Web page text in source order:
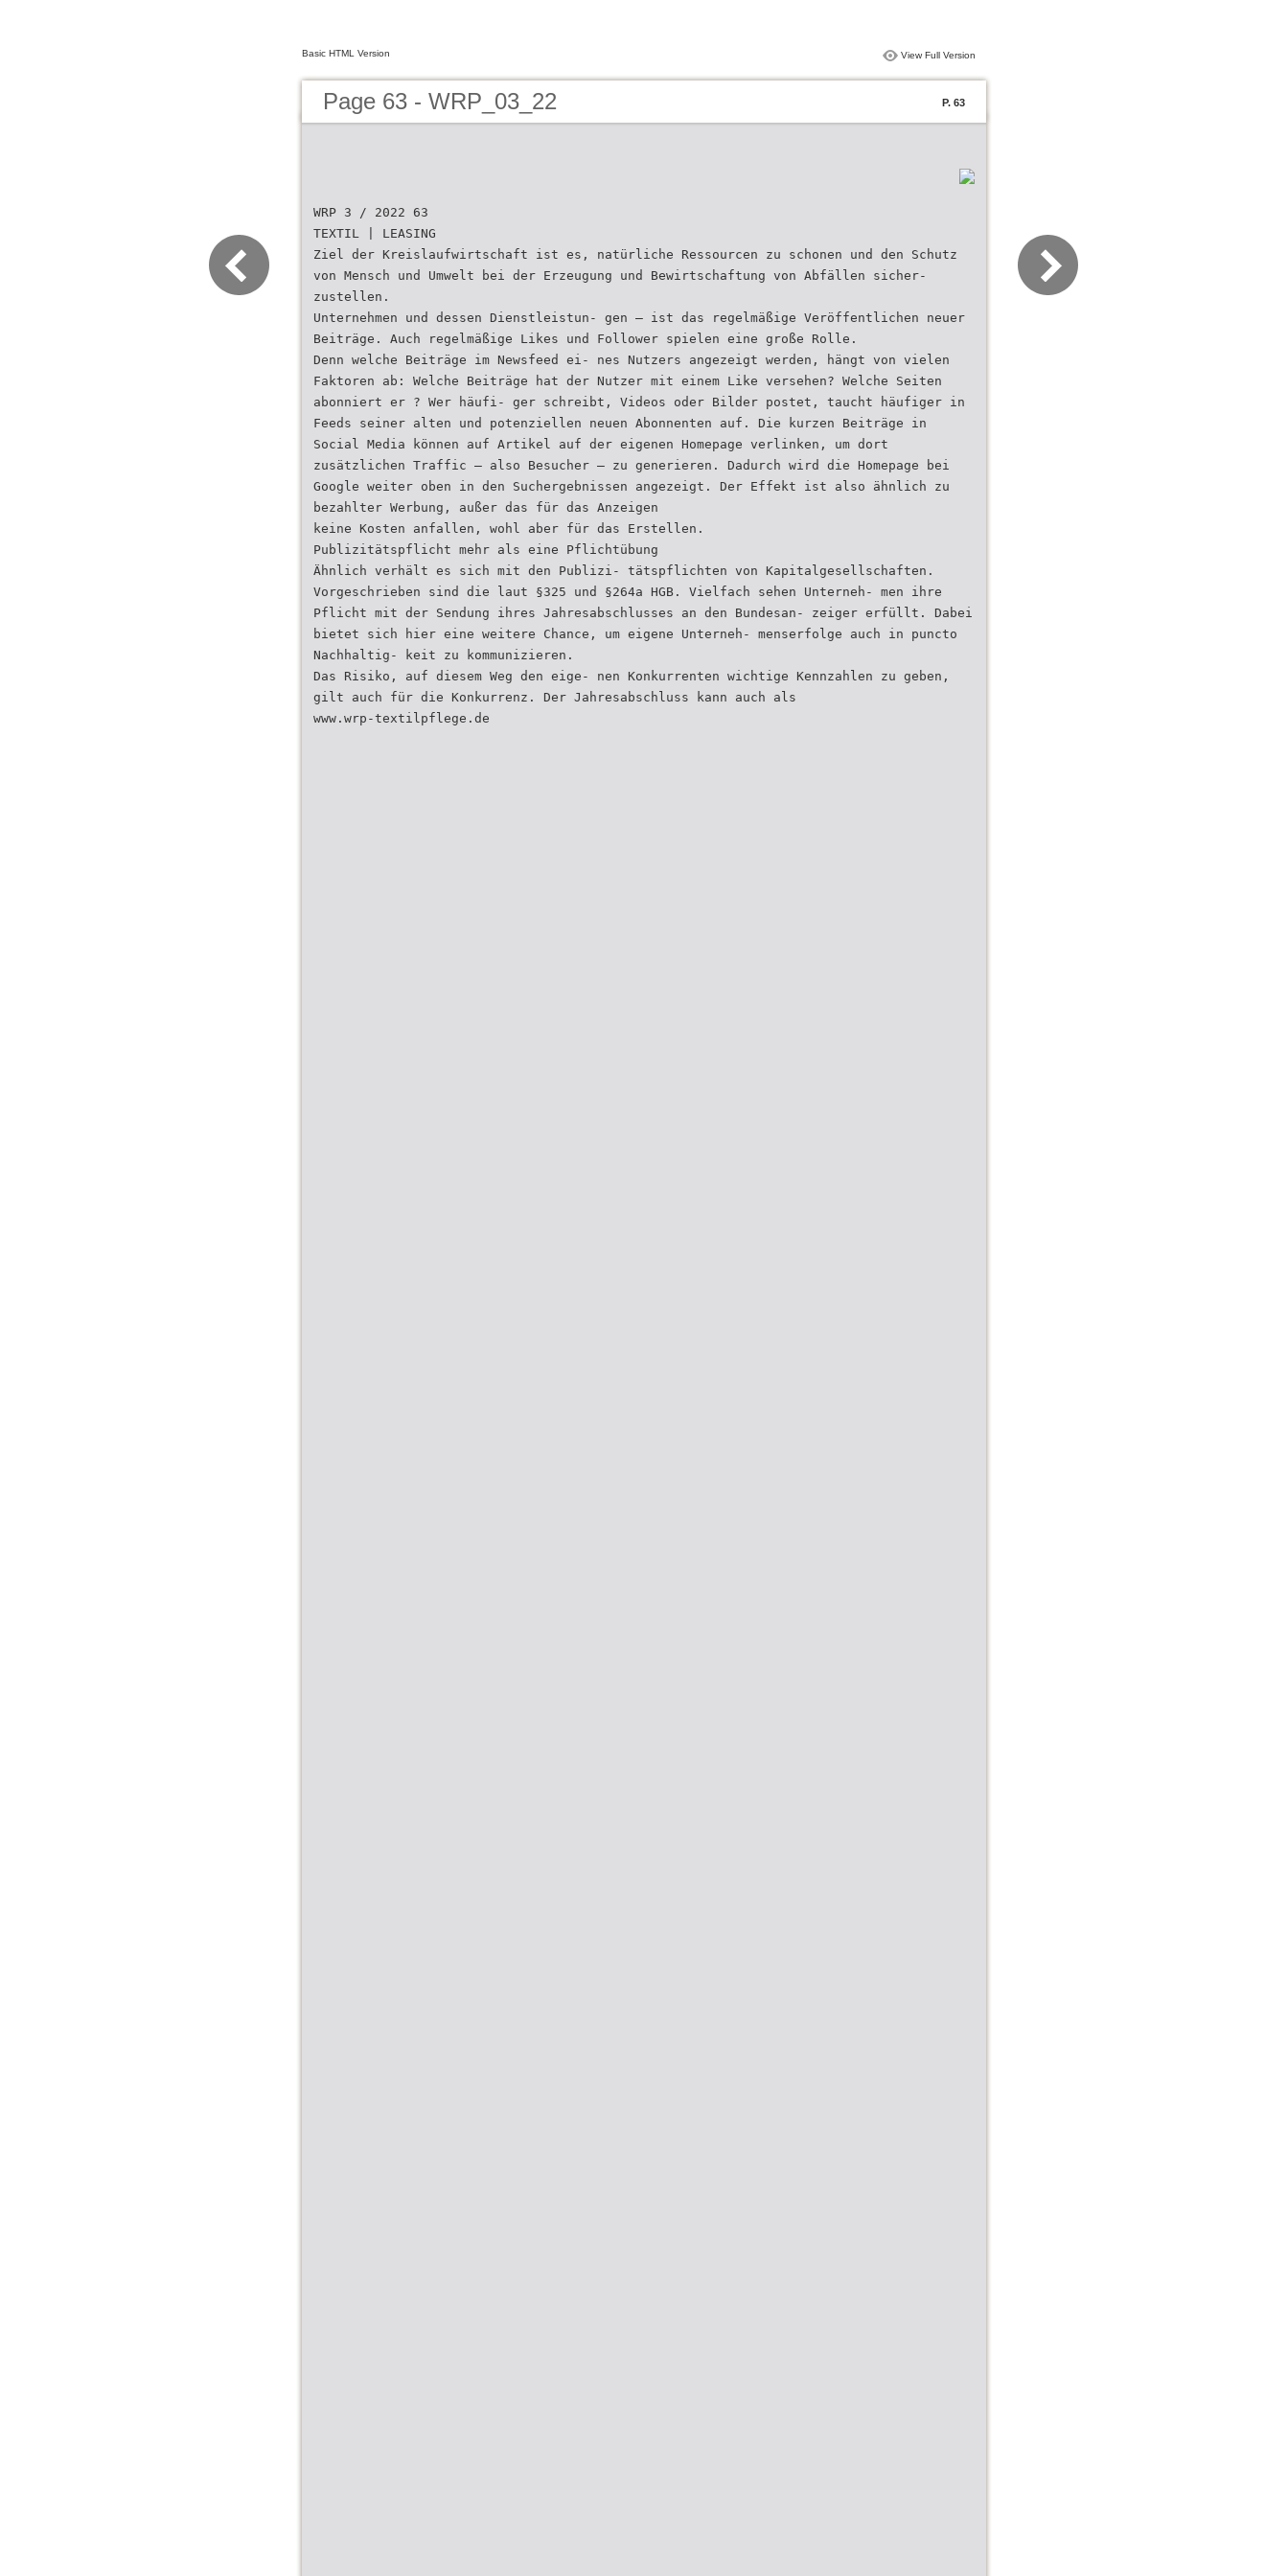
Basic HTML Version View Full Version
Page 63 - WRP_03_22 P. 63
WRP 3 / 2022 63
TEXTIL | LEASING
Ziel der Kreislaufwirtschaft ist es, natürliche Ressourcen zu schonen und den Schutz
von Mensch und Umwelt bei der Erzeugung und Bewirtschaftung von Abfällen sicher-
zustellen.
Unternehmen und dessen Dienstleistun- gen – ist das regelmäßige Veröffentlichen neuer
Beiträge. Auch regelmäßige Likes und Follower spielen eine große Rolle.
Denn welche Beiträge im Newsfeed ei- nes Nutzers angezeigt werden, hängt von vielen
Faktoren ab: Welche Beiträge hat der Nutzer mit einem Like versehen? Welche Seiten
abonniert er ? Wer häufi- ger schreibt, Videos oder Bilder postet, taucht häufiger in
Feeds seiner alten und potenziellen neuen Abonnenten auf. Die kurzen Beiträge in
Social Media können auf Artikel auf der eigenen Homepage verlinken, um dort
zusätzlichen Traffic – also Besucher – zu generieren. Dadurch wird die Homepage bei
Google weiter oben in den Suchergebnissen angezeigt. Der Effekt ist also ähnlich zu
bezahlter Werbung, außer das für das Anzeigen
keine Kosten anfallen, wohl aber für das Erstellen.
Publizitätspflicht mehr als eine Pflichtübung
Ähnlich verhält es sich mit den Publizi- tätspflichten von Kapitalgesellschaften.
Vorgeschrieben sind die laut §325 und §264a HGB. Vielfach sehen Unterneh- men ihre
Pflicht mit der Sendung ihres Jahresabschlusses an den Bundesan- zeiger erfüllt. Dabei
bietet sich hier eine weitere Chance, um eigene Unterneh- menserfolge auch in puncto
Nachhaltig- keit zu kommunizieren.
Das Risiko, auf diesem Weg den eige- nen Konkurrenten wichtige Kennzahlen zu geben,
gilt auch für die Konkurrenz. Der Jahresabschluss kann auch als
www.wrp-textilpflege.de